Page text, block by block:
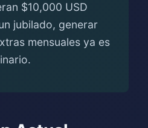
$10,000 USD
jubilado, generar
mensuales ya es